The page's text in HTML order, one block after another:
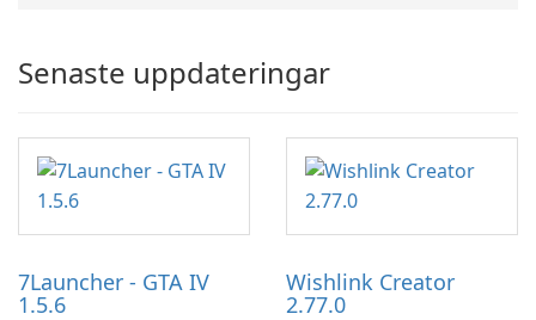
Senaste uppdateringar
7Launcher - GTA IV
1.5.6
Wishlink Creator
2.77.0